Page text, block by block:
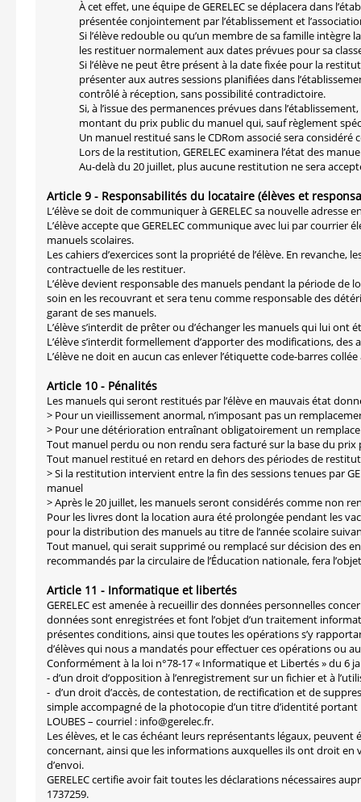
À cet effet, une équipe de GERELEC se déplacera dans
présentée conjointement par l’établissement et
Si l’élève redouble ou qu’un membre de sa famille intègre
les restituer normalement aux dates prévues pour sa
Si l’élève ne peut être présent à la date fixée pour la
présenter aux autres sessions planifiées dans
contrôlé à réception, sans possibilité contradictoire.
Si, à l’issue des permanences prévues dans
montant du prix public du manuel qui, sauf règlement
Un manuel restitué sans le CDRom associé sera
Lors de la restitution, GERELEC examinera l’état des
Au-delà du 20 juillet, plus aucune restitution ne sera
Article 9 - Responsabilités du locataire (élèves et
L’élève se doit de communiquer à GERELEC sa nouvelle adresse
L’élève accepte que GERELEC communique avec lui par
manuels scolaires.
Les cahiers d’exercices sont la propriété de l’élève. En revanche,
contractuelle de les restituer.
L’élève devient responsable des manuels pendant la période de
soin en les recouvrant et sera tenu comme responsable des
garant de ses manuels.
L’élève s’interdit de prêter ou d’échanger les manuels qui lui ont
L’élève s’interdit formellement d’apporter des modifications,
L’élève ne doit en aucun cas enlever l’étiquette code-barres
Article 10 - Pénalités
Les manuels qui seront restitués par l’élève en mauvais état
> Pour un vieillissement anormal, n’imposant pas un
> Pour une détérioration entraînant obligatoirement un
Tout manuel perdu ou non rendu sera facturé sur la base du prix
Tout manuel restitué en retard en dehors des périodes de
> Si la restitution intervient entre la fin des sessions tenues par
manuel
> Après le 20 juillet, les manuels seront considérés comme non
Pour les livres dont la location aura été prolongée pendant les
pour la distribution des manuels au titre de l’année scolaire
Tout manuel, qui serait supprimé ou remplacé sur décision des
recommandés par la circulaire de l’Éducation nationale, fera
Article 11 - Informatique et libertés
GERELEC est amenée à recueillir des données personnelles
données sont enregistrées et font l’objet d’un traitement
présentes conditions, ainsi que toutes les opérations s’y
d’élèves qui nous a mandatés pour effectuer ces opérations ou
Conformément à la loi n°78-17 « Informatique et Libertés » du 6
- d’un droit d’opposition à l’enregistrement sur un fichier et à
- d’un droit d’accès, de contestation, de rectification et de
simple accompagné de la photocopie d’un titre d’identité portant
LOUBES – courriel : info@gerelec.fr.
Les élèves, et le cas échéant leurs représentants légaux,
concernant, ainsi que les informations auxquelles ils ont droit
d’envoi.
GERELEC certifie avoir fait toutes les déclarations nécessaires
1737259.